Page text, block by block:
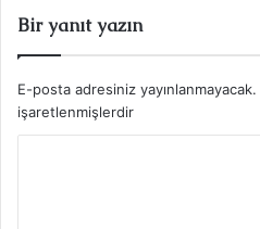
Bir yanıt yazın
E-posta adresiniz yayınlanmayacak.
işaretlenmişlerdir